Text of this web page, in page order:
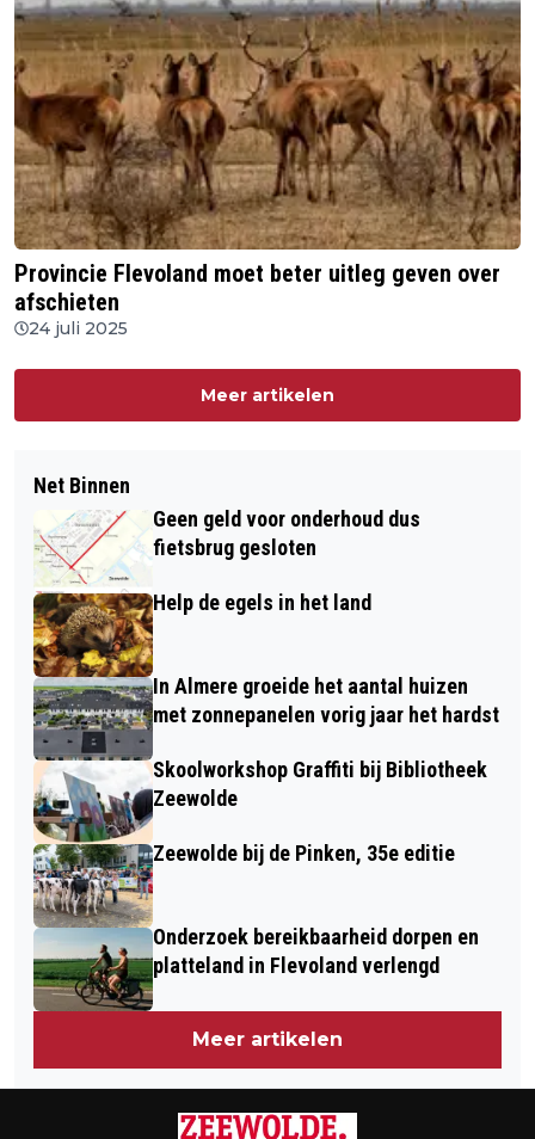
Provincie Flevoland moet beter uitleg geven over
afschieten
24 juli 2025
Meer artikelen
Net Binnen
Geen geld voor onderhoud dus
fietsbrug gesloten
Help de egels in het land
In Almere groeide het aantal huizen
met zonnepanelen vorig jaar het hardst
Skoolworkshop Graffiti bij Bibliotheek
Zeewolde
Zeewolde bij de Pinken, 35e editie
Onderzoek bereikbaarheid dorpen en
platteland in Flevoland verlengd
Meer artikelen